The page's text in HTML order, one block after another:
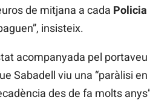
de mitjana a cada Policia
insisteix.
acompanyada pel portaveu
Sabadell viu una “paràlisi
des de fa molts